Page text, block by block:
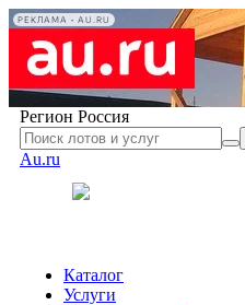
РЕКЛАМА • AU.RU
Регион Россия
Au.ru
Каталог
Услуги